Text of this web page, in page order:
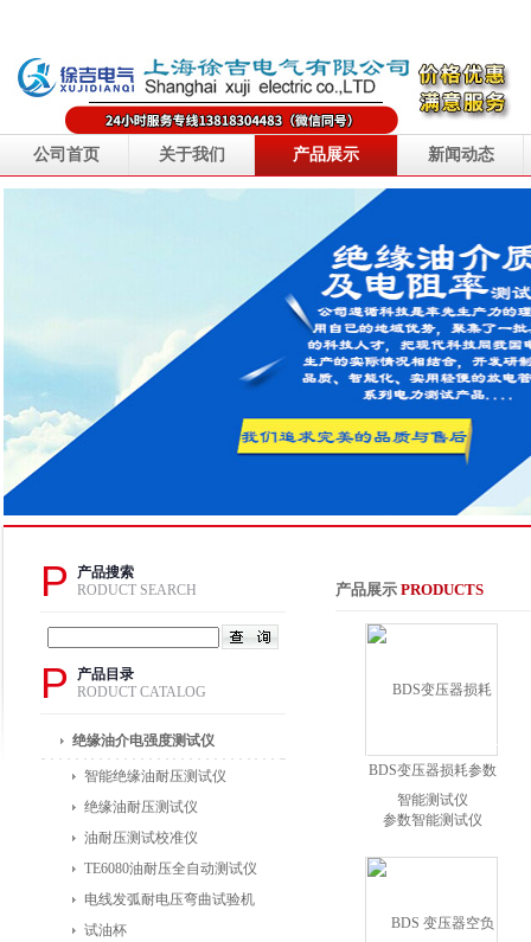
公司首页 关于我们 产品展示 新闻动态
P
产品搜索
RODUCT SEARCH
P
产品目录
RODUCT CATALOG
绝缘油介电强度测试仪
智能绝缘油耐压测试仪
绝缘油耐压测试仪
油耐压测试校准仪
TE6080油耐压全自动测试仪
电线发弧耐电压弯曲试验机
试油杯
产品展示 PRODUCTS
BDS变压器损耗参数
智能测试仪